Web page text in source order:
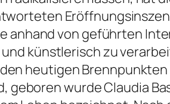
anhand von geführten
künstlerisch zu
heutigen
geboren wurde Claudia